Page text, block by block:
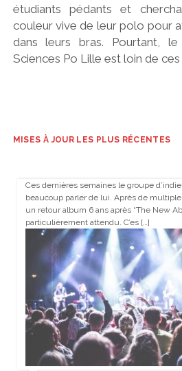
étudiants pédants et
couleur vive de leur polo pour
dans leurs bras. Pourtant,
Sciences Po Lille est loin de ces
MISES À JOUR LES PLUS RÉCENTES
Ces dernières semaines le groupe
beaucoup parler de lui. Après de
un retour album 6 ans après “The New
particulièrement attendu. C’es […]